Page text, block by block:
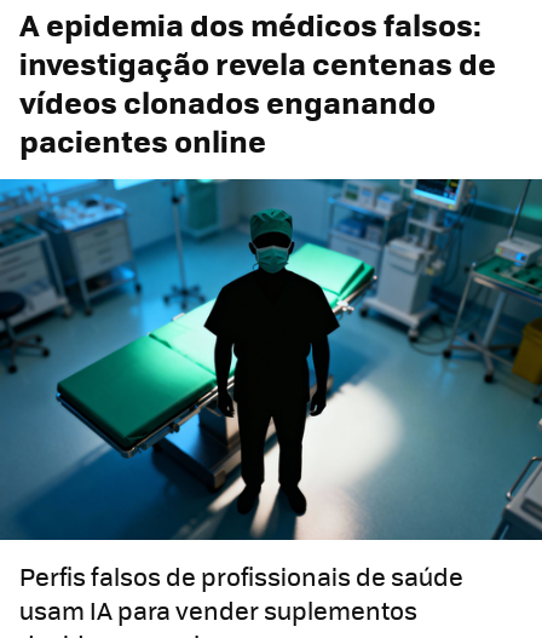
A epidemia dos médicos falsos:
investigação revela centenas de
vídeos clonados enganando
pacientes online
Perfis falsos de profissionais de saúde
usam IA para vender suplementos